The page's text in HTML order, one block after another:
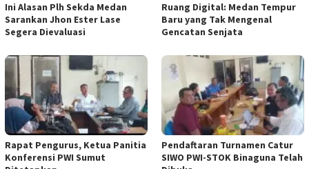
Ini Alasan Plh Sekda Medan
Sarankan Jhon Ester Lase
Segera Dievaluasi
Ruang Digital: Medan Tempur
Baru yang Tak Mengenal
Gencatan Senjata
Rapat Pengurus, Ketua Panitia
Konferensi PWI Sumut
Pendaftaran Turnamen Catur
SIWO PWI-STOK Binaguna Telah